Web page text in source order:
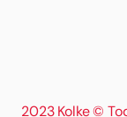
2023 Kolke ©